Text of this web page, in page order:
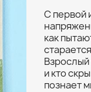
С первой
как
Взрослый
и кто
познает